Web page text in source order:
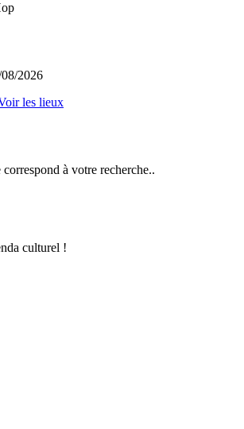
2026
les lieux
à votre recherche..
culturel !